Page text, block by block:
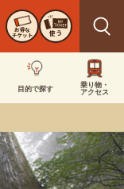
お得な
チケット 使う
目的で探す
乗り物・
アクセス